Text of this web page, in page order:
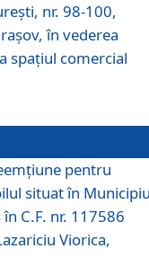
nr. 98-100,
în vederea
spațiul comercial
pentru
situat în
C.F. nr. 117586
Viorica,